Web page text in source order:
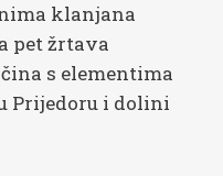
klanjana
pet žrtava
s elementima
Prijedoru i dolini